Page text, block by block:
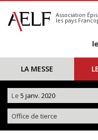
S'abonner
Calendrier
Association
les pays
LA MESSE
Le 5 janv. 2020
Office de tierce